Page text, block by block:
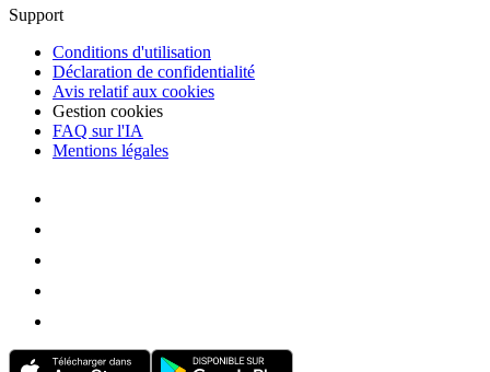
Support
Conditions d'utilisation
Déclaration de confidentialité
Avis relatif aux cookies
Gestion cookies
FAQ sur l'IA
Mentions légales